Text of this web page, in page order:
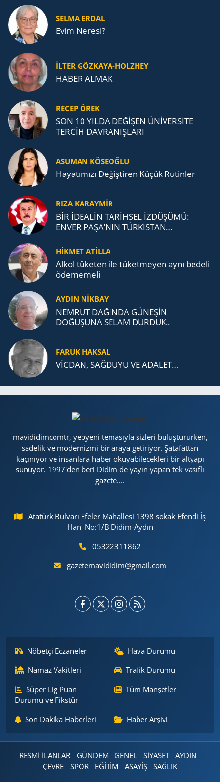
SELMA ERDAL
Evim Neresi?
İLTER GÖZKAYA-HOLZHEY
HABER ALMAK
RECEP ÖREK
SON 10 YILDA DEĞİŞEN ÜNİVERSİTE
TERCİH DAVRANIŞLARI
ASUMAN KÖSEOĞLU
Ha­ya­tı­mı­zı De­ğiş­ti­ren Küçük Ru­tin­ler
RIZA KARAYMIR
BİR İDEALİN TARİHSEL İZDÜŞÜMÜ:
ENVER PAŞA’NIN TÜRKİSTAN
TEŞKİLATI’NA UZANAN MİRASI
HİKMET ATİLLA
Alkol tü­ke­ten ile tü­ket­me­yen aynı be­de­li
öde­me­me­li
AYDIN NİKBAY
NEMRUT DAĞINDA GÜNEŞİN
DOĞUŞUNA SELAM DURDUK..
FARUK HAKSAL
VİCDAN, SAĞ­DU­YU VE ADA­LET…
mavididimcomtr, yepyeni temasıyla sizleri buluştururken,
sadelik ve modernizmi bir araya getiriyor. Şatafattan
kaçınıyor ve insanlara haber okuyabilecekleri bir altyapı
sunuyor. 1997'den beri Didim de yayın yapan tek vasıflı
gazete....
Atatürk Bulvarı Efeler Mahallesi 1398 sokak Efendi İş
Hanı No:1/B Didim-Aydın
05322311862
gazetemavididim@gmail.com
Nöbetçi Eczaneler
Hava Durumu
Namaz Vakitleri
Trafik Durumu
Süper Lig Puan
Durumu ve Fikstür
Tüm Manşetler
Son Dakika Haberleri Haber Arşivi
RESMİ İLANLAR GÜNDEM GENEL SİYASET
AYDIN
ÇEVRE
SPOR EĞİTİM ASAYİŞ
SAĞLIK